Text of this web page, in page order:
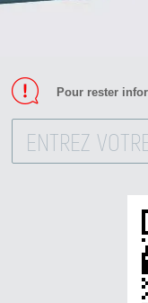
Pour rester